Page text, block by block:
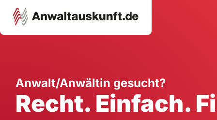
Ausbildung
Handwerk
Dienstleistung
Anwalt/Anwältin gesucht?
Recht. Einfach.